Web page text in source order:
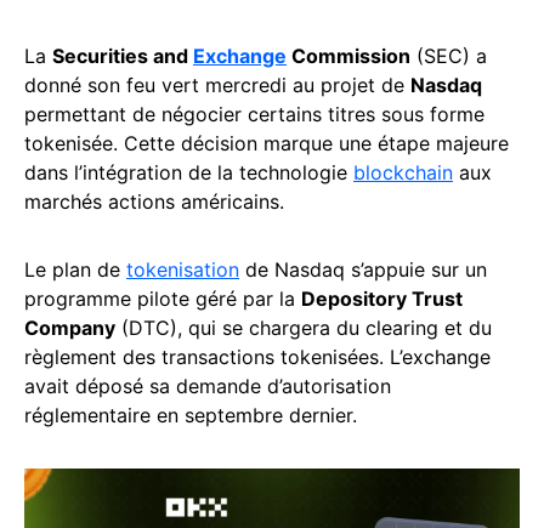
La Securities and Exchange Commission (SEC) a
donné son feu vert mercredi au projet de Nasdaq
permettant de négocier certains titres sous forme
tokenisée. Cette décision marque une étape majeure
dans l’intégration de la technologie blockchain aux
marchés actions américains.
Le plan de tokenisation de Nasdaq s’appuie sur un
programme pilote géré par la Depository Trust
Company (DTC), qui se chargera du clearing et du
règlement des transactions tokenisées. L’exchange
avait déposé sa demande d’autorisation
réglementaire en septembre dernier.